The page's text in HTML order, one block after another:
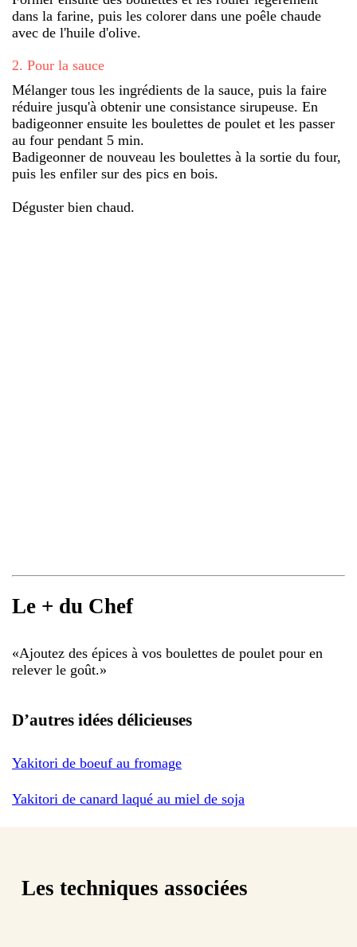
dans la farine, puis les colorer dans une poêle chaude
avec de l'huile d'olive.
2. Pour la sauce
Mélanger tous les ingrédients de la sauce, puis la faire
réduire jusqu'à obtenir une consistance sirupeuse. En
badigeonner ensuite les boulettes de poulet et les passer
au four pendant 5 min.
Badigeonner de nouveau les boulettes à la sortie du four,
puis les enfiler sur des pics en bois.
Déguster bien chaud.
Le + du Chef
«Ajoutez des épices à vos boulettes de poulet pour en
relever le goût.»
D’autres idées délicieuses
Yakitori de boeuf au fromage
Yakitori de canard laqué au miel de soja
Les techniques associées